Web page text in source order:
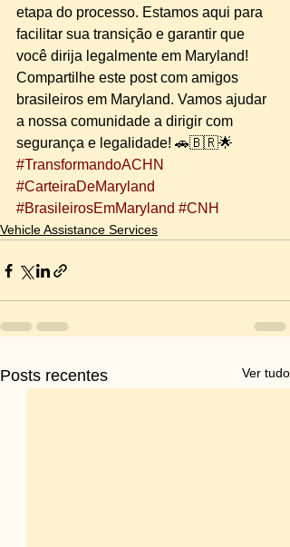
etapa do processo. Estamos aqui para
facilitar sua transição e garantir que
você dirija legalmente em Maryland!
Compartilhe este post com amigos
brasileiros em Maryland. Vamos ajudar
a nossa comunidade a dirigir com
segurança e legalidade! 🚗🇧🇷🌟
#TransformandoACHN
#CarteiraDeMaryland
#BrasileirosEmMaryland #CNH
Vehicle Assistance Services
Posts recentes Ver tudo